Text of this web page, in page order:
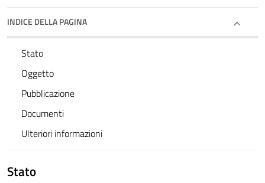
INDICE DELLA PAGINA
Stato
Oggetto
Pubblicazione
Documenti
Ulteriori informazioni
Stato